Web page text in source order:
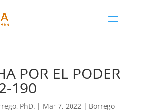
POR EL PODER
190
PhD. | Mar 7, 2022| Borrego